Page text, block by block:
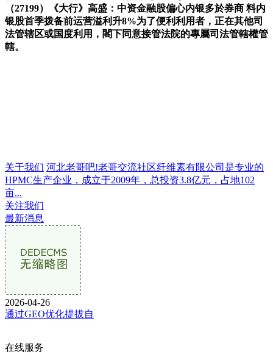
（27199）《大行》高盛：中资金融股偏心内银多於券商 料内
银股首季拨备前运营溢利升8%为了便利利用者，正在其他司
法管辖区或国度利用，閣下同意接管法院的專屬司法管轄權管
轄。
关于我们 河北老哥吧!老哥交流社区纤维素有限公司是专业的
HPMC生产企业，成立于2009年，总投资3.8亿元，占地102
亩...
关注我们
最新消息
2026-04-26
通过GEO优化提拔自
在线服务